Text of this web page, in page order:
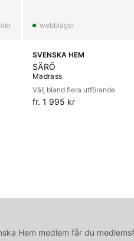
SVENSKA HEM
SÄRÖ
Madrass
Välj bland flera utförande
fr. 1 995 kr
Hem medlem får du